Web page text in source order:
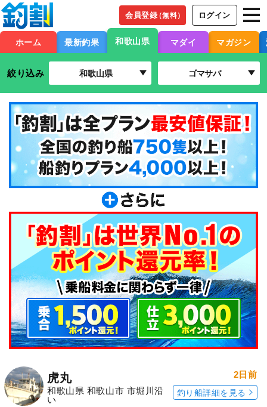
会員登録（無料） ログイン
ホーム 最新釣果 和歌山県 マダイ マガジン
絞り込み 和歌山県 ゴマサバ
虎丸
和歌山県 和歌山市 市堀川沿
い
2日前
釣り船詳細を見る